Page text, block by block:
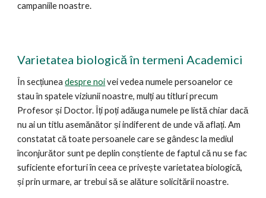
campaniile noastre.
Varietatea biologică în termeni Academici
În secțiunea despre noivei vedea numele persoanelor ce
stau în spatele viziunii noastre, mulți au titluri precum
Profesor și Doctor. Îți poți adăuga numele pe listă chiar dacă
nu ai un titlu asemănător și indiferent de unde vă aflați. Am
constatat că toate persoanele care se gândesc la mediul
înconjurător sunt pe deplin conștiente de faptul că nu se fac
suficiente eforturi în ceea ce privește varietatea biologică,
și prin urmare, ar trebui să se alăture solicitării noastre.